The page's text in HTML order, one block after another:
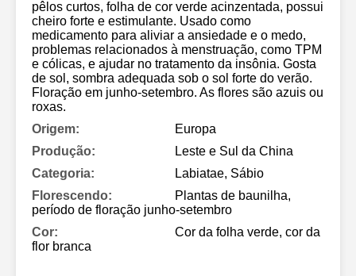
pêlos curtos, folha de cor verde acinzentada, possui
cheiro forte e estimulante. Usado como
medicamento para aliviar a ansiedade e o medo,
problemas relacionados à menstruação, como TPM
e cólicas, e ajudar no tratamento da insônia. Gosta
de sol, sombra adequada sob o sol forte do verão.
Floração em junho-setembro. As flores são azuis ou
roxas.
Origem:
Europa
Produção:
Leste e Sul da China
Categoria:
Labiatae, Sábio
Florescendo:
Plantas de baunilha,
período de floração junho-setembro
Cor:
Cor da folha verde, cor da
flor branca